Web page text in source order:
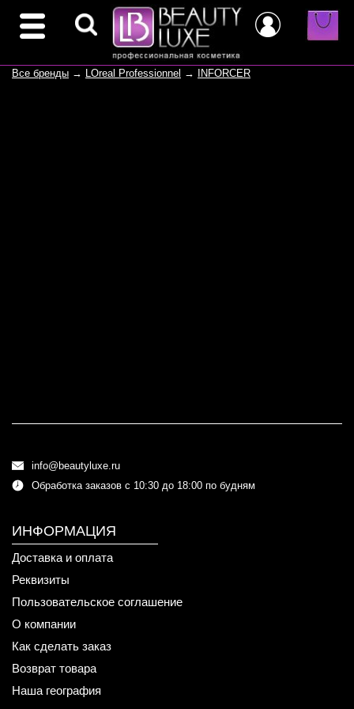
Все бренды → LOreal Professionnel → INFORCER
info@beautyluxe.ru
Обработка заказов с 10:30 до 18:00 по будням
ИНФОРМАЦИЯ
Доставка и оплата
Реквизиты
Пользовательское соглашение
О компании
Как сделать заказ
Возврат товара
Наша география